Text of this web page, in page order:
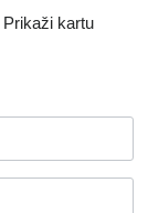
Prikaži kartu